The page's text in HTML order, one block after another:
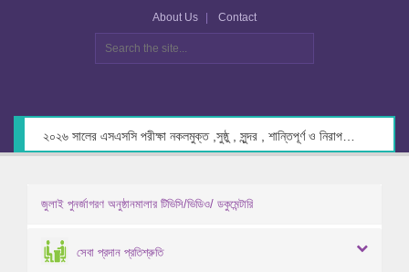
About Us Contact
জুলাই পুনর্জাগরণ অনুষ্ঠানমালার টিভিসি/ভিডিও/ ডকুমেন্টারি
সেবা প্রদান প্রতিশ্রুতি